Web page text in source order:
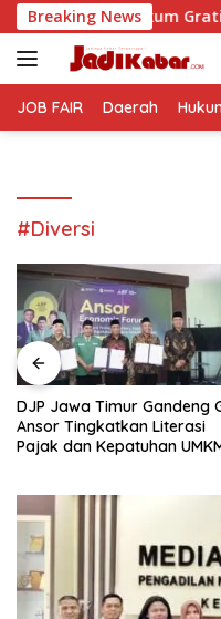
Langsung
ke
konten
Breaking News
Gratis? Ini Hasil
JOB FAIR Daerah
#Diversi
DJP Jawa Timur Gandeng
Ansor Tingkatkan Literasi
Pajak dan Kepatuhan